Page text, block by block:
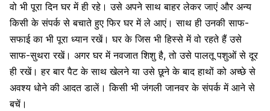
वो भी पूरा दिन घर में ही रहे। उसे अपने साथ बाहर लेकर जाएं और अन्य
किसी के संपर्क से बचाते हुए फिर घर में ले आएं। साथ ही उनकी साफ-
सफाई का भी पूरा ध्यान रखें। घर के जिस भी हिस्से में वो रहते हैं उसे
साफ-सुथरा रखें। अगर घर में नवजात शिशु है, तो उसे पालतू पशुओं से दूर
ही रखें। हर बार पैट के साथ खेलने या उसे छूने के बाद हाथों को अच्छे से
अवश्य धोने की आदत डालें। किसी भी जंगली जानवर के संपर्क में आने से
बचें।